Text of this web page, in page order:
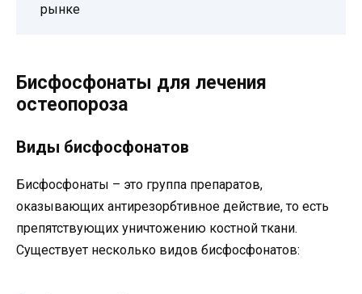
рынке
Бисфосфонаты для лечения
остеопороза
Виды бисфосфонатов
Бисфосфонаты – это группа препаратов,
оказывающих антирезорбтивное действие, то есть
препятствующих уничтожению костной ткани.
Существует несколько видов бисфосфонатов: